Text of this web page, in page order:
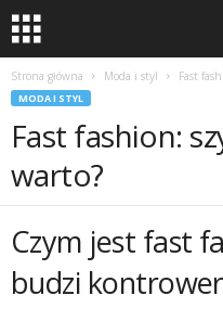
Strona główna Moda i styl Fast
MODA I STYL
Fast fashion:
warto?
Czym jest fast
budzi